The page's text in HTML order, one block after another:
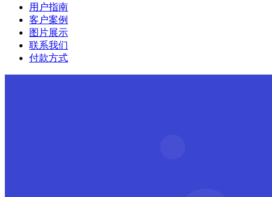
用户指南
客户案例
图片展示
联系我们
付款方式